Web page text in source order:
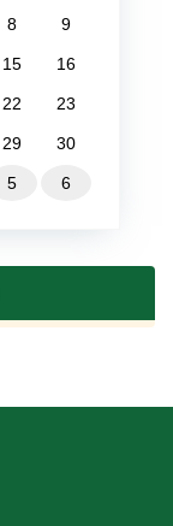
8 9
15 16
22 23
29 30
5 6